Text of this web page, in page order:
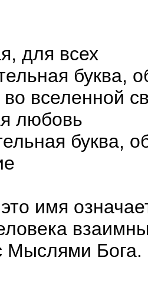
для всех
буква,
вселенной
любовь
буква,
имя
Мыслями Бога.